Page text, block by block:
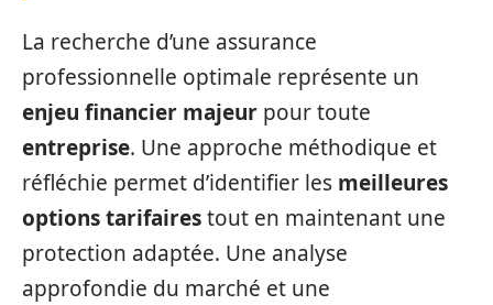
La recherche d’une assurance
professionnelle optimale représente un
enjeu financier majeur pour toute
entreprise. Une approche méthodique et
réfléchie permet d’identifier les meilleures
options tarifairestout en maintenant une
protection adaptée. Une analyse
approfondie du marché et une